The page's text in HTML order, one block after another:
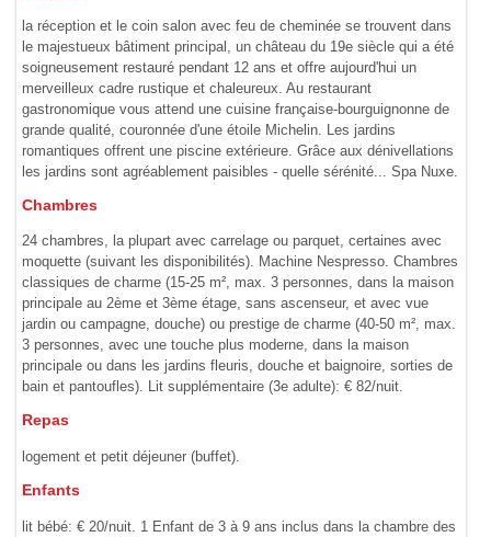
la réception et le coin salon avec feu de cheminée se trouvent dans
le majestueux bâtiment principal, un château du 19e siècle qui a été
soigneusement restauré pendant 12 ans et offre aujourd'hui un
merveilleux cadre rustique et chaleureux. Au restaurant
gastronomique vous attend une cuisine française-bourguignonne de
grande qualité, couronnée d'une étoile Michelin. Les jardins
romantiques offrent une piscine extérieure. Grâce aux dénivellations
les jardins sont agréablement paisibles - quelle sérénité... Spa Nuxe.
Chambres
24 chambres, la plupart avec carrelage ou parquet, certaines avec
moquette (suivant les disponibilités). Machine Nespresso. Chambres
classiques de charme (15-25 m², max. 3 personnes, dans la maison
principale au 2ème et 3ème étage, sans ascenseur, et avec vue
jardin ou campagne, douche) ou prestige de charme (40-50 m², max.
3 personnes, avec une touche plus moderne, dans la maison
principale ou dans les jardins fleuris, douche et baignoire, sorties de
bain et pantoufles). Lit supplémentaire (3e adulte): € 82/nuit.
Repas
logement et petit déjeuner (buffet).
Enfants
lit bébé: € 20/nuit. 1 Enfant de 3 à 9 ans inclus dans la chambre des